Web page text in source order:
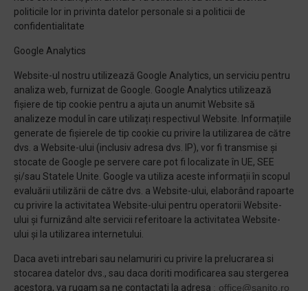
politicile lor in privinta datelor personale si a politicii de
confidentialitate
Google Analytics
Website-ul nostru utilizează Google Analytics, un serviciu pentru
analiza web, furnizat de Google. Google Analytics utilizează
fișiere de tip cookie pentru a ajuta un anumit Website să
analizeze modul în care utilizați respectivul Website. Informațiile
generate de fișierele de tip cookie cu privire la utilizarea de către
dvs. a Website-ului (inclusiv adresa dvs. IP), vor fi transmise și
stocate de Google pe servere care pot fi localizate în UE, SEE
şi/sau Statele Unite. Google va utiliza aceste informații în scopul
evaluării utilizării de către dvs. a Website-ului, elaborând rapoarte
cu privire la activitatea Website-ului pentru operatorii Website-
ului și furnizând alte servicii referitoare la activitatea Website-
ului și la utilizarea internetului.
Daca aveti intrebari sau nelamuriri cu privire la prelucrarea si
stocarea datelor dvs., sau daca doriti modificarea sau stergerea
acestora, va rugam sa ne contactati la adresa : office@sanito.ro